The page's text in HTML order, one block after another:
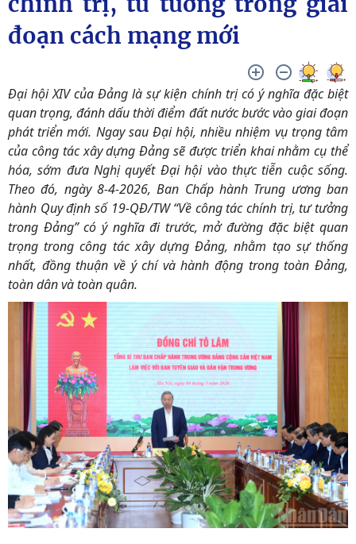
đoạn cách mạng mới
Đại hội XIV của Đảng là sự kiện chính trị có ý nghĩa đặc biệt
quan trọng, đánh dấu thời điểm đất nước bước vào giai đoạn
phát triển mới. Ngay sau Đại hội, nhiều nhiệm vụ trọng tâm
của công tác xây dựng Đảng sẽ được triển khai nhằm cụ thể
hóa, sớm đưa Nghị quyết Đại hội vào thực tiễn cuộc sống.
Theo đó, ngày 8-4-2026, Ban Chấp hành Trung ương ban
hành Quy định số 19-QĐ/TW “Về công tác chính trị, tư tưởng
trong Đảng” có ý nghĩa đi trước, mở đường đặc biệt quan
trọng trong công tác xây dựng Đảng, nhằm tạo sự thống
nhất, đồng thuận về ý chí và hành động trong toàn Đảng,
toàn dân và toàn quân.